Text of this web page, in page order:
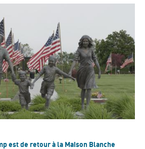
est de retour à la Maison Blanche